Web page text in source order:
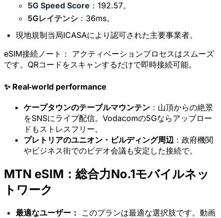
5G Speed Score ：192.57。
5Gレイテンシ ：36ms。
現地規制当局ICASAにより認可された主要事業者。
eSIM接続ノート：
アクティベーションプロセスはスムーズ
です。QRコードをスキャンするだけで即時接続可能。
✨ Real‑world performance
ケープタウンのテーブルマウンテン ：山頂からの絶景
をSNSにライブ配信。Vodacomの5Gならアップロー
ドもストレスフリー。
プレトリアのユニオン・ビルディング周辺 ：政府機関
やビジネス街でのビデオ会議も安定した接続で。
MTN eSIM：総合力No.1モバイルネッ
トワーク
最適なユーザー：
このプランは最適な選択肢です。動画